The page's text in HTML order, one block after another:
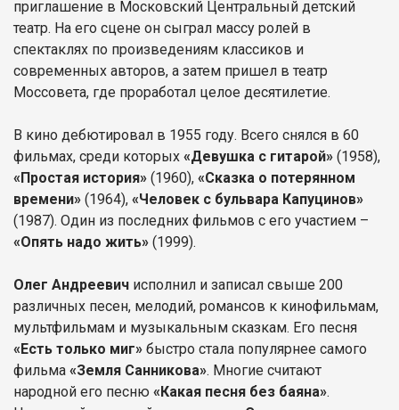
приглашение в Московский Центральный детский
театр. На его сцене он сыграл массу ролей в
спектаклях по произведениям классиков и
современных авторов, а затем пришел в театр
Моссовета, где проработал целое десятилетие.
В кино дебютировал в 1955 году. Всего снялся в 60
фильмах, среди которых «Девушка с гитарой» (1958),
«Простая история» (1960), «Сказка о потерянном
времени» (1964), «Человек с бульвара Капуцинов»
(1987). Один из последних фильмов с его участием –
«Опять надо жить» (1999).
Олег Андреевич исполнил и записал свыше 200
различных песен, мелодий, романсов к кинофильмам,
мультфильмам и музыкальным сказкам. Его песня
«Есть только миг» быстро стала популярнее самого
фильма «Земля Санникова». Многие считают
народной его песню «Какая песня без баяна».